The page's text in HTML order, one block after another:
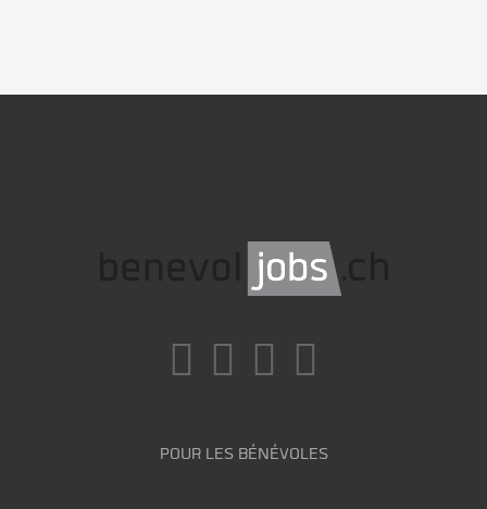
POUR LES BÉNÉVOLES